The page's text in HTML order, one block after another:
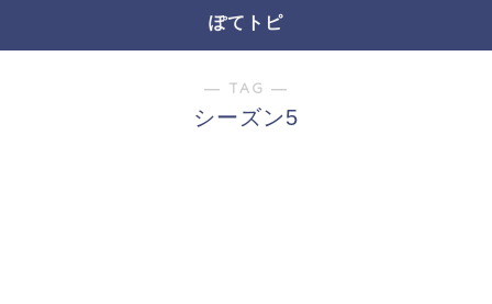
ぽてトピ
― TAG ―
シーズン5